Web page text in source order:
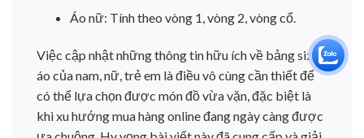
Áo nữ: Tính theo vòng 1, vòng 2, vòng cổ.
Việc cập nhật những thông tin hữu ích về bảng size
áo của nam, nữ, trẻ em là điều vô cùng cần thiết để
có thể lựa chọn được món đồ vừa vặn, đặc biệt là
khi xu hướng mua hàng online đang ngày càng được